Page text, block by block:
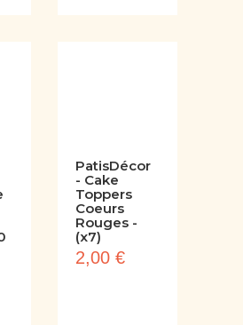
PatisDécor
- Cake
Toppers
Coeurs
Rouges -
(x7)